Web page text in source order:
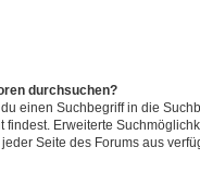
durchsuchen?
einen Suchbegriff in die
findest. Erweiterte
Seite des Forums aus